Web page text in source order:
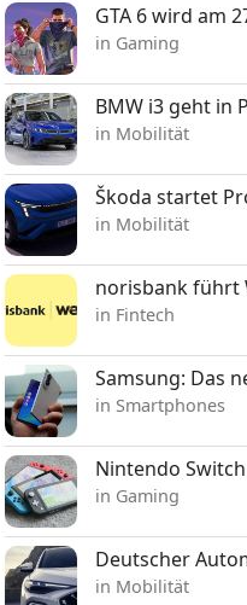
GTA 6 wird am
in Gaming
BMW i3 geht in
in Mobilität
Škoda startet
in Mobilität
norisbank führt
in Fintech
Samsung: Das
in Smartphones
Nintendo
in Gaming
Deutscher
in Mobilität